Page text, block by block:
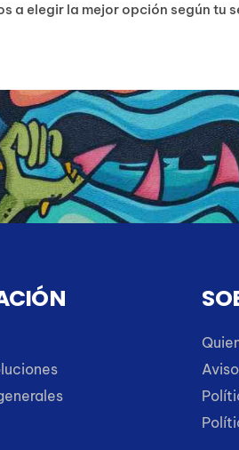
a elegir la mejor opción según tu